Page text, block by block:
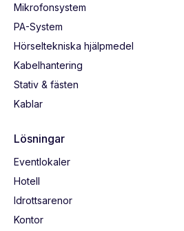
Mikrofonsystem
PA-System
Hörseltekniska hjälpmedel
Kabelhantering
Stativ & fästen
Kablar
Lösningar
Eventlokaler
Hotell
Idrottsarenor
Kontor